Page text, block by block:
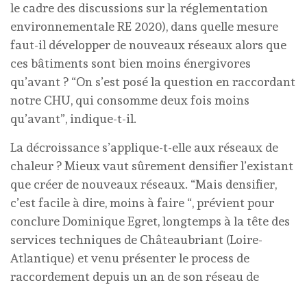
le cadre des discussions sur la réglementation
environnementale RE 2020), dans quelle mesure
faut-il développer de nouveaux réseaux alors que
ces bâtiments sont bien moins énergivores
qu’avant ? “On s’est posé la question en raccordant
notre CHU, qui consomme deux fois moins
qu’avant”, indique-t-il.
La décroissance s’applique-t-elle aux réseaux de
chaleur ? Mieux vaut sûrement densifier l’existant
que créer de nouveaux réseaux. “Mais densifier,
c’est facile à dire, moins à faire “, prévient pour
conclure Dominique Egret, longtemps à la tête des
services techniques de Châteaubriant (Loire-
Atlantique) et venu présenter le process de
raccordement depuis un an de son réseau de